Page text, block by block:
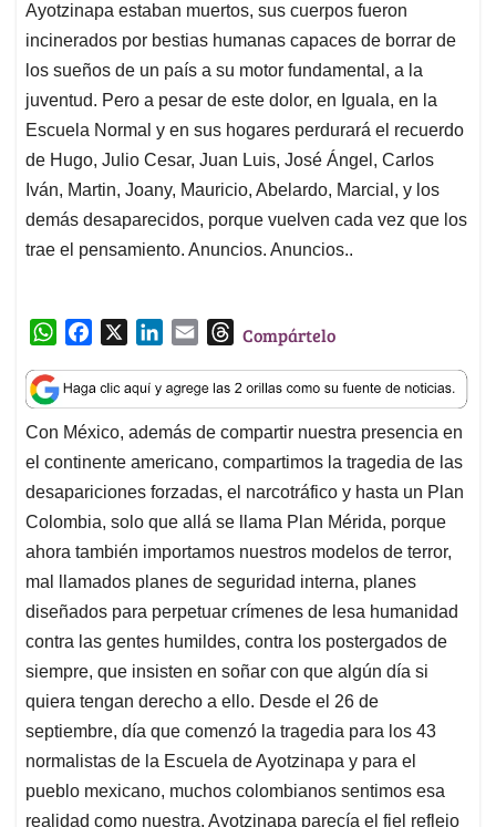
Ayotzinapa estaban muertos, sus cuerpos fueron
incinerados por bestias humanas capaces de borrar de
los sueños de un país a su motor fundamental, a la
juventud. Pero a pesar de este dolor, en Iguala, en la
Escuela Normal y en sus hogares perdurará el recuerdo
de Hugo, Julio Cesar, Juan Luis, José Ángel, Carlos
Iván, Martin, Joany, Mauricio, Abelardo, Marcial, y los
demás desaparecidos, porque vuelven cada vez que los
trae el pensamiento. Anuncios. Anuncios..
W
a
t
s
A
p
p
c
e
b
o
o
k
n
k
e
d
I
n
a
i
l
T
r
e
a
d
s
Compártelo
Con México, además de compartir nuestra presencia en
el continente americano, compartimos la tragedia de las
desapariciones forzadas, el narcotráfico y hasta un Plan
Colombia, solo que allá se llama Plan Mérida, porque
ahora también importamos nuestros modelos de terror,
mal llamados planes de seguridad interna, planes
diseñados para perpetuar crímenes de lesa humanidad
contra las gentes humildes, contra los postergados de
siempre, que insisten en soñar con que algún día si
quiera tengan derecho a ello. Desde el 26 de
septiembre, día que comenzó la tragedia para los 43
normalistas de la Escuela de Ayotzinapa y para el
pueblo mexicano, muchos colombianos sentimos esa
realidad como nuestra, Ayotzinapa parecía el fiel reflejo